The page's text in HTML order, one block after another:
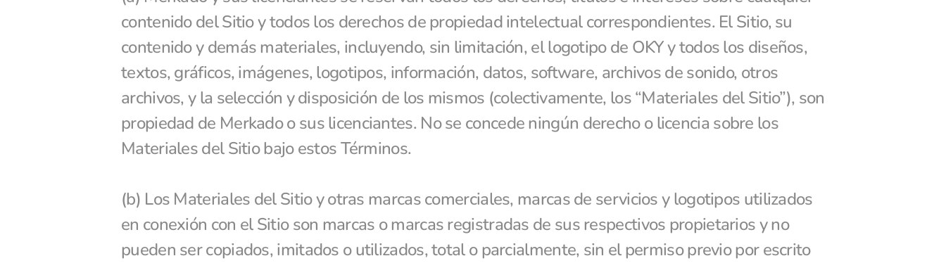
contenido del Sitio y todos los derechos de propiedad intelectual correspondientes. El Sitio, su
contenido y demás materiales, incluyendo, sin limitación, el logotipo de OKY y todos los diseños,
textos, gráficos, imágenes, logotipos, información, datos, software, archivos de sonido, otros
archivos, y la selección y disposición de los mismos (colectivamente, los “Materiales del Sitio”), son
propiedad de Merkado o sus licenciantes. No se concede ningún derecho o licencia sobre los
Materiales del Sitio bajo estos Términos.
(b) Los Materiales del Sitio y otras marcas comerciales, marcas de servicios y logotipos utilizados
en conexión con el Sitio son marcas o marcas registradas de sus respectivos propietarios y no
pueden ser copiados, imitados o utilizados, total o parcialmente, sin el permiso previo por escrito